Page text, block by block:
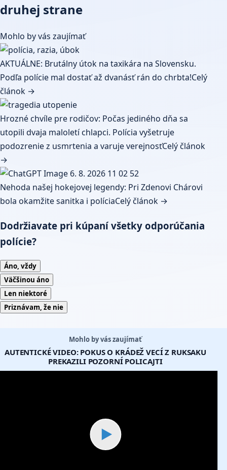
druhej strane
Mohlo by vás zaujímať
AKTUÁLNE: Brutálny útok na taxikára na Slovensku.
Podľa polície mal dostať až dvanásť rán do chrbta!Celý
článok →
Hrozné chvíle pre rodičov: Počas jediného dňa sa
utopili dvaja maloletí chlapci. Polícia vyšetruje
podozrenie z usmrtenia a varuje verejnosťCelý článok
→
Nehoda našej hokejovej legendy: Pri Zdenovi Chárovi
bola okamžite sanitka i políciaCelý článok →
Dodržiavate pri kúpaní všetky odporúčania
polície?
Áno, vždy
Väčšinou áno
Len niektoré
Priznávam, že nie
Mohlo by vás zaujímať
AUTENTICKÉ VIDEO: POKUS O KRÁDEŽ VECÍ Z RUKSAKU
PREKAZILI POZORNÍ POLICAJTI
▶